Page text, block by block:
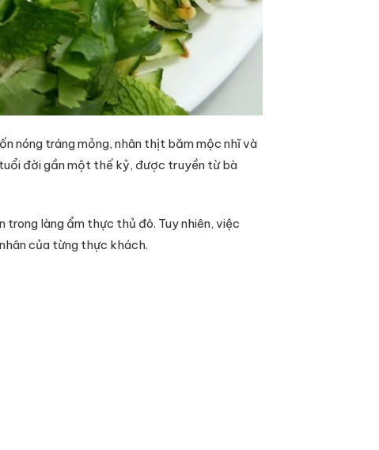
nóng tráng mỏng, nhân thịt băm mộc nhĩ và
tuổi đời gần một thế kỷ, được truyền từ bà
làng ẩm thực thủ đô. Tuy nhiên, việc
của từng thực khách.